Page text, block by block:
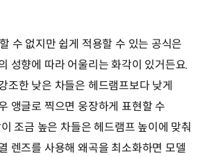
수 없지만 쉽게 적용할 수 있는 공식은
성향에 따라 어울리는 화각이 있거든요.
조한 낮은 차들은 헤드램프보다 낮게
앵글로 찍으면 웅장하게 표현할 수
조금 높은 차들은 헤드램프 높이에 맞춰
렌즈를 사용해 왜곡을 최소화하면 모델